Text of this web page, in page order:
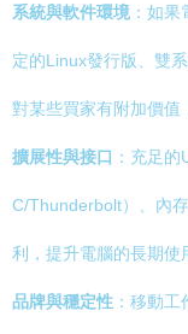
系統與軟件環境 ：如
定的Linux發行版、雙
對某些買家有附加價值
擴展性與接口 ：充足
C/Thunderbolt）、內
利，提升電腦的長期使
品牌與穩定性 ：移動